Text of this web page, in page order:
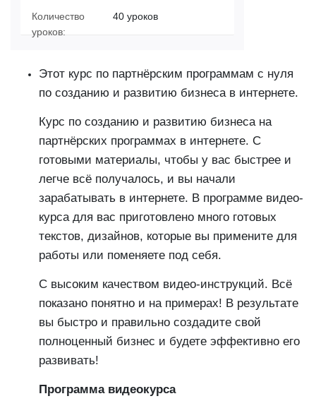
Количество
уроков:
40 уроков
Этот курс по партнёрским программам с нуля
по созданию и развитию бизнеса в интернете.
Курс по созданию и развитию бизнеса на
партнёрских программах в интернете. С
готовыми материалы, чтобы у вас быстрее и
легче всё получалось, и вы начали
зарабатывать в интернете. В программе видео-
курса для вас приготовлено много готовых
текстов, дизайнов, которые вы примените для
работы или поменяете под себя.
С высоким качеством видео-инструкций. Всё
показано понятно и на примерах! В результате
вы быстро и правильно создадите свой
полноценный бизнес и будете эффективно его
развивать!
Программа видеокурса